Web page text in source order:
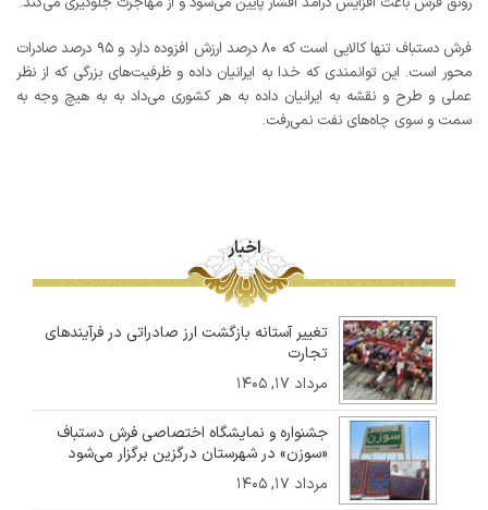
فرش دستباف تنها کالایی است که ۸۰ درصد ارزش افزوده دارد و ۹۵ درصد صادرات
محور است. این توانمندی که خدا به ایرانیان داده و ظرفیت‌های بزرگی که از نظر
عملی و طرح و نقشه به ایرانیان داده به هر کشوری می‌داد به به هیچ وجه به
سمت و سوی چاه‌های نفت نمی‌رفت.
اخبار
تغییر آستانه بازگشت ارز صادراتی در فرآیندهای
تجارت
مرداد ۱۷, ۱۴۰۵
جشنواره و نمایشگاه اختصاصی فرش دستباف
«سوزن» در شهرستان درگزین برگزار می‌شود
مرداد ۱۷, ۱۴۰۵